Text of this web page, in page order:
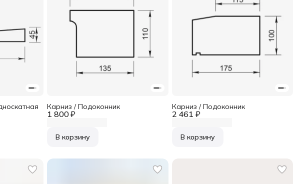
1 800 ₽
Карниз / Подоконник
В корзину
2 461 ₽
Карниз / Подоконник
В корзину